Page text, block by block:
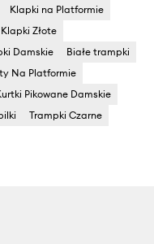
Klapki na Platformie
Klapki Złote
Damskie
Białe trampki
Na Platformie
Pikowane Damskie
Trampki Czarne